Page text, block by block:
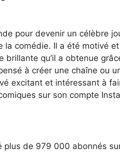
pour devenir un célèbre
comédie. Il a été motivé
brillante qu’il a obtenue
à créer une chaîne ou
excitant et intéressant à
sur son compte
plus de 979 000 abonnés